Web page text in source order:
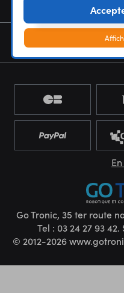
Go Tronic, 35 ter route
Tel : 03 24 27 93
© 2012-2026